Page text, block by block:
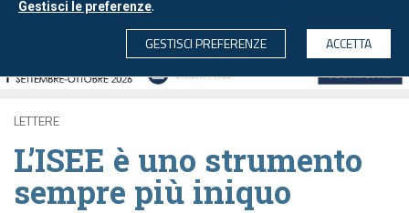
CERCA
LETTERE
L’ISEE è uno strumento
sempre più iniquo
Gestisci le preferenze.
GESTISCI PREFERENZE
ACCETTA